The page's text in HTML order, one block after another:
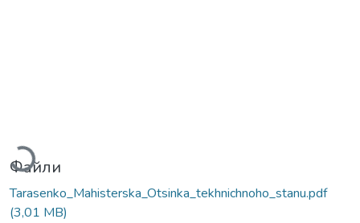
Файли
Tarasenko_Mahisterska_Otsinka_tekhnichnoho_stanu.pdf
(3,01 MB)